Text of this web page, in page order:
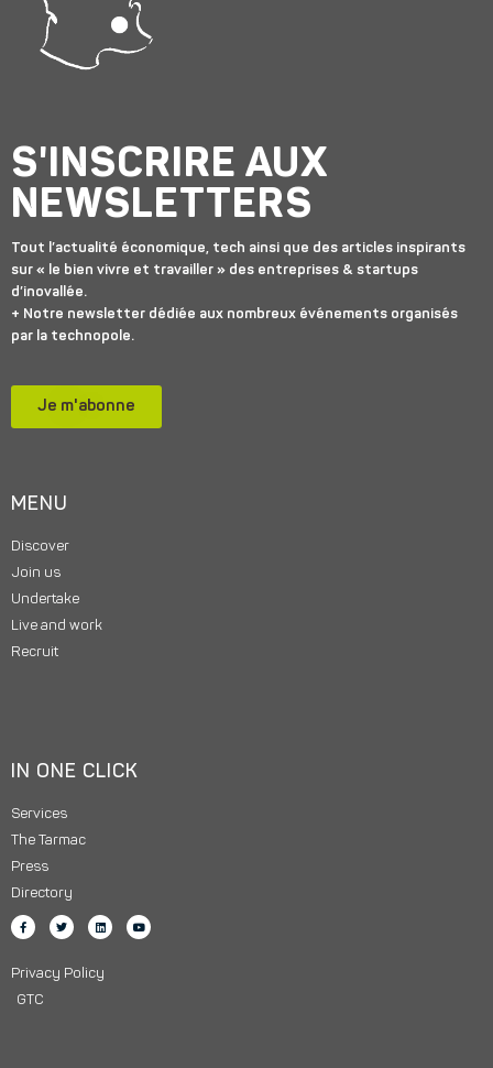
S'INSCRIRE AUX
NEWSLETTERS
Tout l’actualité économique, tech ainsi que des articles inspirants
sur « le bien vivre et travailler » des entreprises & startups
d’inovallée.
+ Notre newsletter dédiée aux nombreux événements organisés
par la technopole.
Je m'abonne
MENU
Discover
Join us
Undertake
Live and work
Recruit
IN ONE CLICK
Services
The Tarmac
Press
Directory
Privacy Policy
GTC